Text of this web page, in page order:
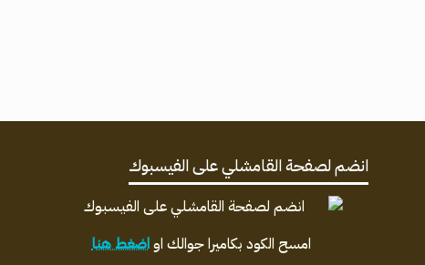
انضم لصفحة القامشلي على الفيسبوك
امسح الكود بكاميرا جوالك اواضغط هنا